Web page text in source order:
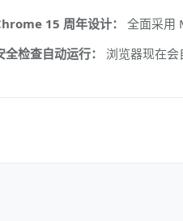
15 周年设计：
全面采用
全检查自动运行：
浏览器现在会